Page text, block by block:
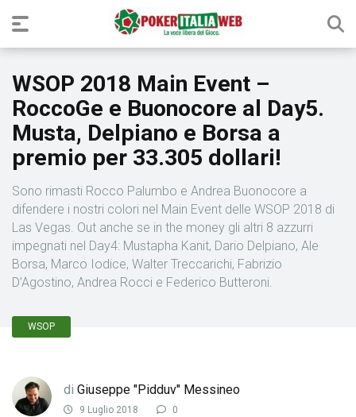
WSOP 2018 Main Event –
RoccoGe e Buonocore al Day5.
Musta, Delpiano e Borsa a
premio per 33.305 dollari!
Sono rimasti Rocco Palumbo e Andrea Buonocore a
difendere i nostri colori nel Main Event delle WSOP 2018 di
Las Vegas. Out anche se in the money gli altri 8 azzurri
impegnati nel Day4: Mustapha Kanit, Dario Delpiano, Ale
Borsa, Marco Iodice, Walter Treccarichi, Fabrizio
D’Agostino, Andrea Rocci e Federico Butteroni.
WSOP
di Giuseppe "Pidduv" Messineo
9 Luglio 2018 0